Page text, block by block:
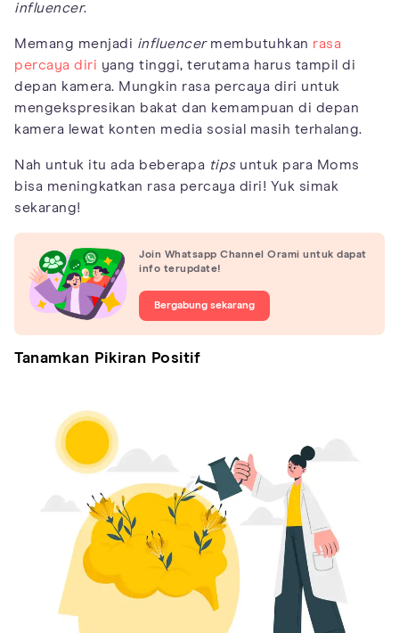
influencer.
Memang menjadi influencermembutuhkan rasa
percaya diri yang tinggi, terutama harus tampil di
depan kamera. Mungkin rasa percaya diri untuk
mengekspresikan bakat dan kemampuan di depan
kamera lewat konten media sosial masih terhalang.
Nah untuk itu ada beberapa tipsuntuk para Moms
bisa meningkatkan rasa percaya diri! Yuk simak
sekarang!
Join Whatsapp Channel Orami untuk dapat
info terupdate!
Bergabung sekarang
Tanamkan Pikiran Positif